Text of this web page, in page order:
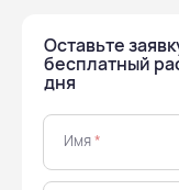
Оставьте
бесплатный
дня
Имя*